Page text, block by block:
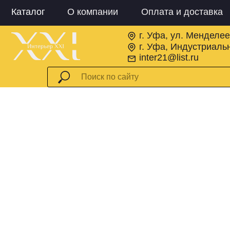
Каталог О компании Оплата и доставка
inter21@list.ru
г. Уфа,
г. Уфа, ул.